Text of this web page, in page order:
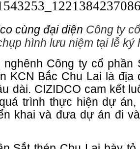
cùng đại diện Công ty
hình lưu niệm tại lễ ký
nghênh Công ty cổ phần
KCN Bắc Chu Lai là địa
dài. CIZIDCO cam kết
trình thực hiện dự
khai và đưa dự án đi